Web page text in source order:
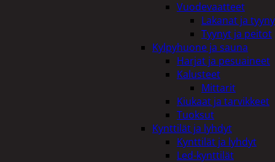
Vuodevaatteet
Lakanat ja
Tyynyt ja peitot
Kylpyhuone ja sauna
Harjat ja pesuaineet
Kalusteet
Mittarit
Kiukaat ja tarvikkeet
Tuoksut
Kynttilät ja lyhdyt
Kynttilät ja lyhdyt
Led-kynttilät